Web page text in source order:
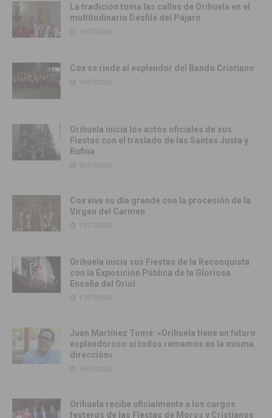
La tradición toma las calles de Orihuela en el
multitudinario Desfile del Pájaro
19/07/2026
Cox se rinde al esplendor del Bando Cristiano
18/07/2026
Orihuela inicia los actos oficiales de sus
Fiestas con el traslado de las Santas Justa y
Rufina
18/07/2026
Cox vive su día grande con la procesión de la
Virgen del Carmen
17/07/2026
Orihuela inicia sus Fiestas de la Reconquista
con la Exposición Pública de la Gloriosa
Enseña del Oriol
17/07/2026
Juan Martínez Tomé: «Orihuela tiene un futuro
esplendoroso si todos remamos en la misma
dirección»
16/07/2026
Orihuela recibe oficialmente a los cargos
festeros de las Fiestas de Moros y Cristianos